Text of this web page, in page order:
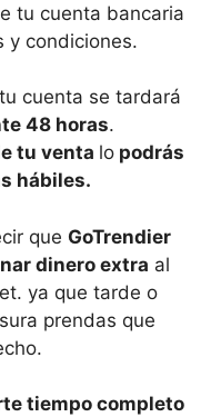
tu cuenta bancaria
y condiciones.
cuenta se tardará
48 horas.
tu venta lo podrás
hábiles.
que GoTrendier
dinero extra al
ya que tarde o
prendas que
tiempo completo